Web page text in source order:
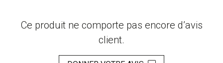
Ce produit ne comporte pas encore d’avis
client.